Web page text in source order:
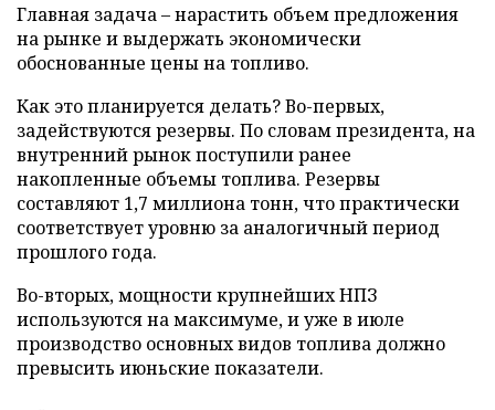
Главная задача – нарастить объем предложения
на рынке и выдержать экономически
обоснованные цены на топливо.
Как это планируется делать? Во-первых,
задействуются резервы. По словам президента, на
внутренний рынок поступили ранее
накопленные объемы топлива. Резервы
составляют 1,7 миллиона тонн, что практически
соответствует уровню за аналогичный период
прошлого года.
Во-вторых, мощности крупнейших НПЗ
используются на максимуме, и уже в июле
производство основных видов топлива должно
превысить июньские показатели.